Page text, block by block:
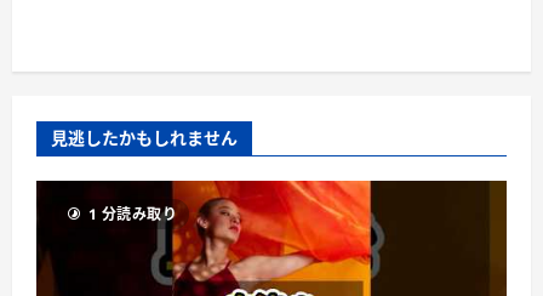
見逃したかもしれません
1 分読み取り